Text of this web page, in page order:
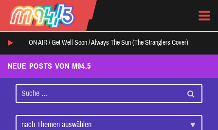
ON AIR / Get Well Soon /Always The Sun (The Stranglers Cover)
NEUE POSTS VON M94.5